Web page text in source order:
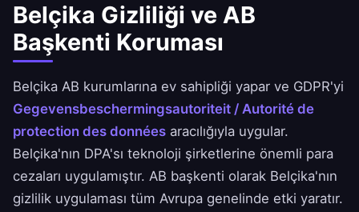
Belçika Gizliliği ve AB
Başkenti Koruması
Belçika AB kurumlarına ev sahipliği yapar ve GDPR'yi
Gegevensbeschermingsautoriteit / Autorité de
protection des données aracılığıyla uygular.
Belçika'nın DPA'sı teknoloji şirketlerine önemli para
cezaları uygulamıştır. AB başkenti olarak Belçika'nın
gizlilik uygulaması tüm Avrupa genelinde etki yaratır.